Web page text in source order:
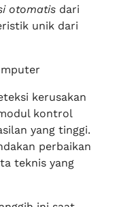
otomatis dari
unik dari
kerusakan
kontrol
yang tinggi.
perbaikan
teknis yang